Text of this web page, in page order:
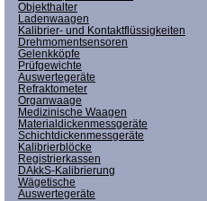
Objekthalter
Ladenwaagen
Kalibrier- und Kontaktflüssigkeiten
Drehmomentsensoren
Gelenkköpfe
Prüfgewichte
Auswertegeräte
Refraktometer
Organwaage
Medizinische Waagen
Materialdickenmessgeräte
Schichtdickenmessgeräte
Kalibrierblöcke
Registrierkassen
DAkkS-Kalibrierung
Wägetische
Auswertegeräte